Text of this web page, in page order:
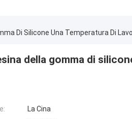
Di Silicone Una Temperatura Di
della gomma di
La Cina